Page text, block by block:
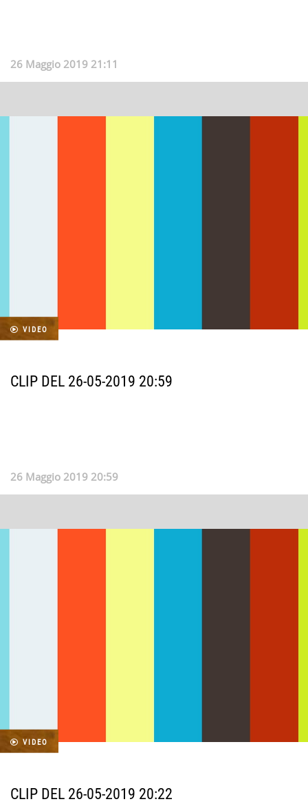
26 Maggio 2019 21:11
VIDEO
CLIP DEL 26-05-2019 20:59
26 Maggio 2019 20:59
VIDEO
CLIP DEL 26-05-2019 20:22